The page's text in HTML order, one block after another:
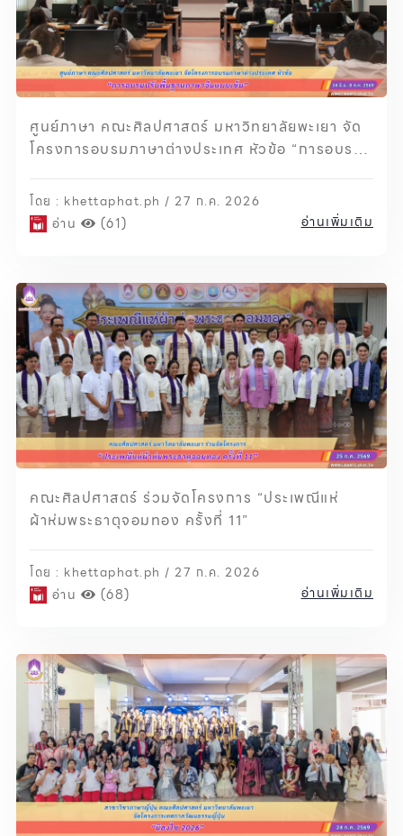
ศูนย์ภาษา คณะศิลปศาสตร์ มหาวิทยาลัยพะเยา จัด
โครงการอบรมภาษาต่างประเทศ หัวข้อ “การอบรม
โดย : khettaphat.ph / 27 ก.ค. 2026
อ่าน (61) อ่านเพิ่มเติม
คณะศิลปศาสตร์ ร่วมจัดโครงการ “ประเพณีแห่
ผ้าห่มพระธาตุจอมทอง ครั้งที่ 11”
โดย : khettaphat.ph / 27 ก.ค. 2026
อ่าน (68) อ่านเพิ่มเติม